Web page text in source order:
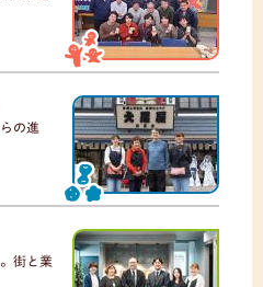
の進
街と業